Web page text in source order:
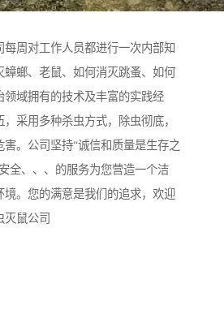
周对工作人员都进行一次内部知
蟑螂、老鼠、如何消灭跳蚤、如何
领域拥有的技术及丰富的实践经
采用多种杀虫方式，除虫彻底，
。公司坚持“诚信和质量是生存之
全、、、的服务为您营造一个洁
境。您的满意是我们的追求，欢迎
鼠公司